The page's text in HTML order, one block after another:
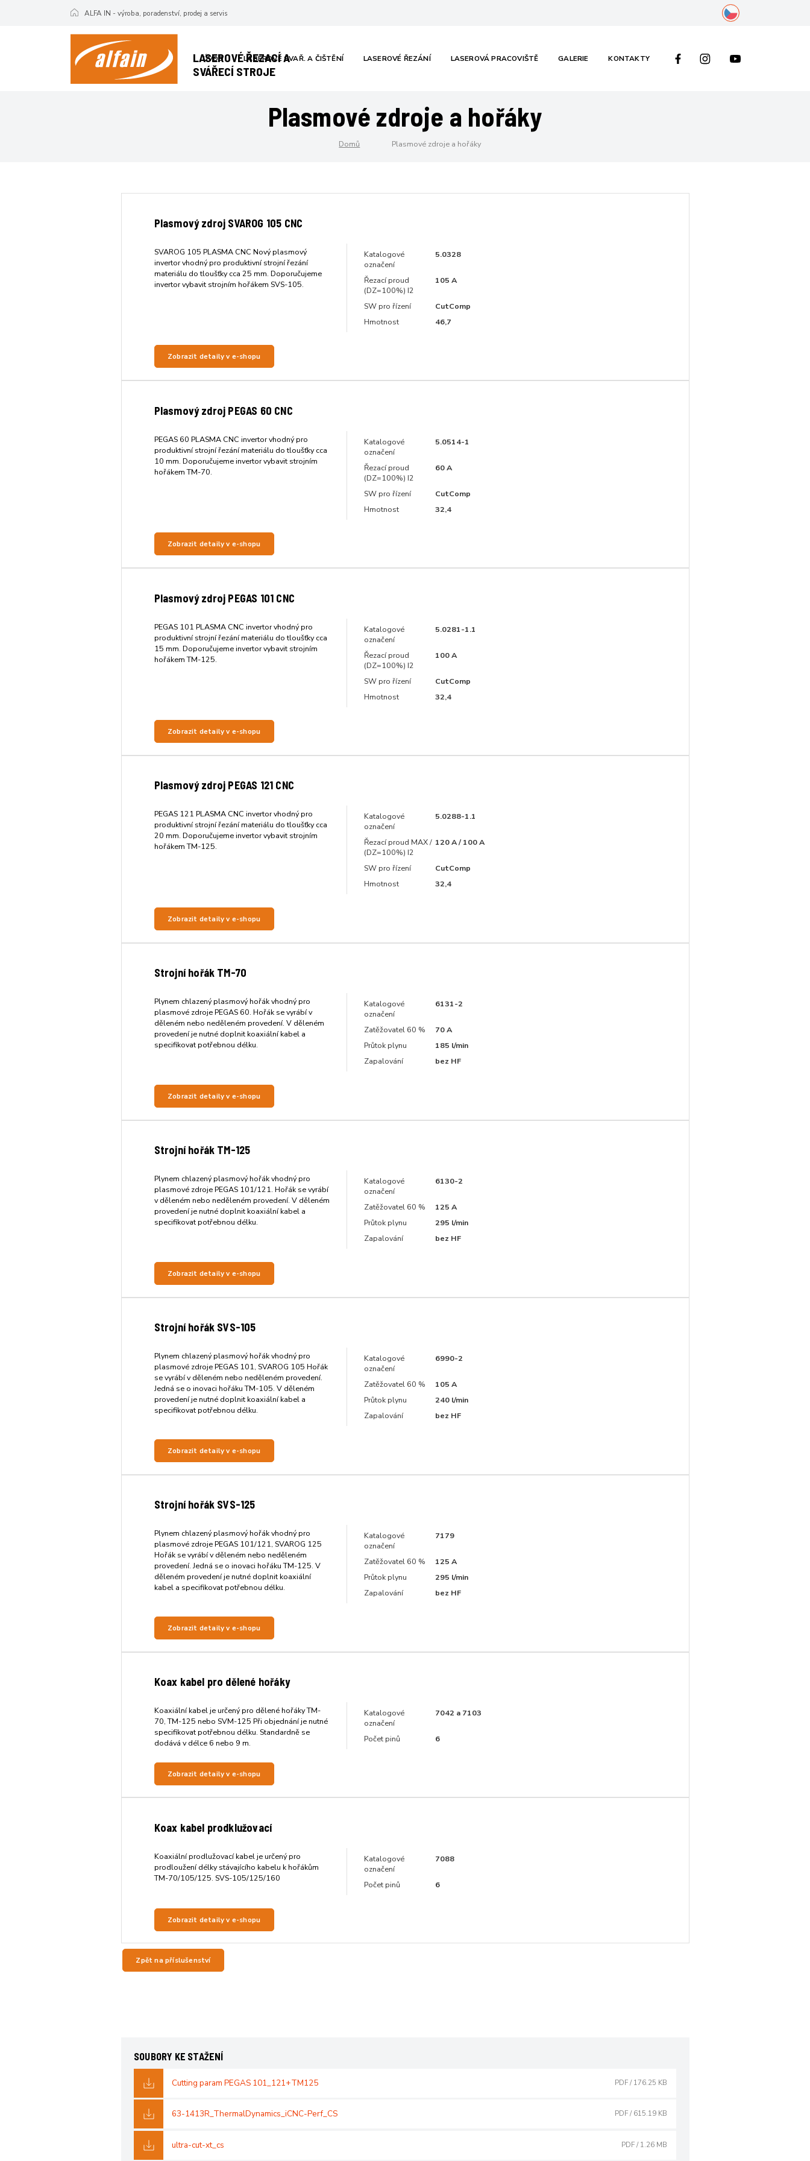
ALFA IN - výroba, poradenství, prodej a servis cs
LASEROVÉ ŘEZACÍ A
SVÁŘECÍ STROJE
ÚVOD LASEROVÉ SVAŘ. A ČIŠTĚNÍ LASEROVÉ ŘEZÁNÍ LASEROVÁ PRACOVIŠTĚ GALERIE KONTAKTY FACEBOOKINSTAGRAMYOUTUBE ALFA IN
Plasmové zdroje a hořáky
Domů Plasmové zdroje a hořáky
Plasmový zdroj SVAROG 105 CNC
SVAROG 105 PLASMA CNC Nový plasmový
invertor vhodný pro produktivní strojní řezání
materiálu do tloušťky cca 25 mm. Doporučujeme
invertor vybavit strojním hořákem SVS-105.
Katalogové
označení
5.0328
Řezací proud
(DZ=100%) I2
105 A
SW pro řízení
CutComp
Hmotnost
46,7
Zobrazit detaily v e-shopu
Plasmový zdroj PEGAS 60 CNC
PEGAS 60 PLASMA CNC invertor vhodný pro
produktivní strojní řezání materiálu do tloušťky cca
10 mm. Doporučujeme invertor vybavit strojním
hořákem TM-70.
Katalogové
označení
5.0514-1
Řezací proud
(DZ=100%) I2
60 A
SW pro řízení
CutComp
Hmotnost
32,4
Zobrazit detaily v e-shopu
Plasmový zdroj PEGAS 101 CNC
PEGAS 101 PLASMA CNC invertor vhodný pro
produktivní strojní řezání materiálu do tloušťky cca
15 mm. Doporučujeme invertor vybavit strojním
hořákem TM-125.
Katalogové
označení
5.0281-1.1
Řezací proud
(DZ=100%) I2
100 A
SW pro řízení
CutComp
Hmotnost
32,4
Zobrazit detaily v e-shopu
Plasmový zdroj PEGAS 121 CNC
PEGAS 121 PLASMA CNC invertor vhodný pro
produktivní strojní řezání materiálu do tloušťky cca
20 mm. Doporučujeme invertor vybavit strojním
hořákem TM-125.
Katalogové
označení
5.0288-1.1
Řezací proud MAX /
(DZ=100%) I2
120 A / 100 A
SW pro řízení
CutComp
Hmotnost
32,4
Zobrazit detaily v e-shopu
Strojní hořák TM-70
Plynem chlazený plasmový hořák vhodný pro
plasmové zdroje PEGAS 60. Hořák se vyrábí v
děleném nebo neděleném provedení. V děleném
provedení je nutné doplnit koaxiální kabel a
specifikovat potřebnou délku.
Katalogové
označení
6131-2
Zatěžovatel 60 %
70 A
Průtok plynu
185 l/min
Zapalování
bez HF
Zobrazit detaily v e-shopu
Strojní hořák TM-125
Plynem chlazený plasmový hořák vhodný pro
plasmové zdroje PEGAS 101/121. Hořák se vyrábí
v děleném nebo neděleném provedení. V děleném
provedení je nutné doplnit koaxiální kabel a
specifikovat potřebnou délku.
Katalogové
označení
6130-2
Zatěžovatel 60 %
125 A
Průtok plynu
295 l/min
Zapalování
bez HF
Zobrazit detaily v e-shopu
Strojní hořák SVS-105
Plynem chlazený plasmový hořák vhodný pro
plasmové zdroje PEGAS 101, SVAROG 105 Hořák
se vyrábí v děleném nebo neděleném provedení.
Jedná se o inovaci hořáku TM-105. V děleném
provedení je nutné doplnit koaxiální kabel a
specifikovat potřebnou délku.
Katalogové
označení
6990-2
Zatěžovatel 60 %
105 A
Průtok plynu
240 l/min
Zapalování
bez HF
Zobrazit detaily v e-shopu
Strojní hořák SVS-125
Plynem chlazený plasmový hořák vhodný pro
plasmové zdroje PEGAS 101/121, SVAROG 125
Hořák se vyrábí v děleném nebo neděleném
provedení. Jedná se o inovaci hořáku TM-125. V
děleném provedení je nutné doplnit koaxiální
kabel a specifikovat potřebnou délku.
Katalogové
označení
7179
Zatěžovatel 60 %
125 A
Průtok plynu
295 l/min
Zapalování
bez HF
Zobrazit detaily v e-shopu
Koax kabel pro dělené hořáky
Koaxiální kabel je určený pro dělené hořáky TM-
70, TM-125 nebo SVM-125 Při objednání je nutné
specifikovat potřebnou délku. Standardně se
dodává v délce 6 nebo 9 m.
Katalogové
označení
7042 a 7103
Počet pinů 6
Zobrazit detaily v e-shopu
Koax kabel prodklužovací
Koaxiální prodlužovací kabel je určený pro
prodloužení délky stávajícího kabelu k hořákům
TM-70/105/125. SVS-105/125/160
Katalogové
označení
7088
Počet pinů 6
Zobrazit detaily v e-shopu
Zpět na příslušenství
SOUBORY KE STAŽENÍ
Cutting param PEGAS 101_121+TM125 PDF/176.25 KB
63-1413R_ThermalDynamics_iCNC-Perf_CS PDF/615.19 KB
ultra-cut-xt_cs PDF/1.26 MB